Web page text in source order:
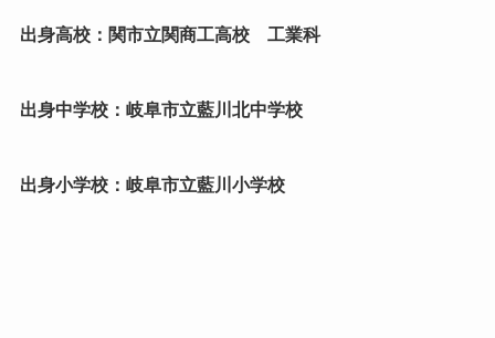
出身高校：関市立関商工高校 工業科
出身中学校：岐阜市立藍川北中学校
出身小学校：岐阜市立藍川小学校